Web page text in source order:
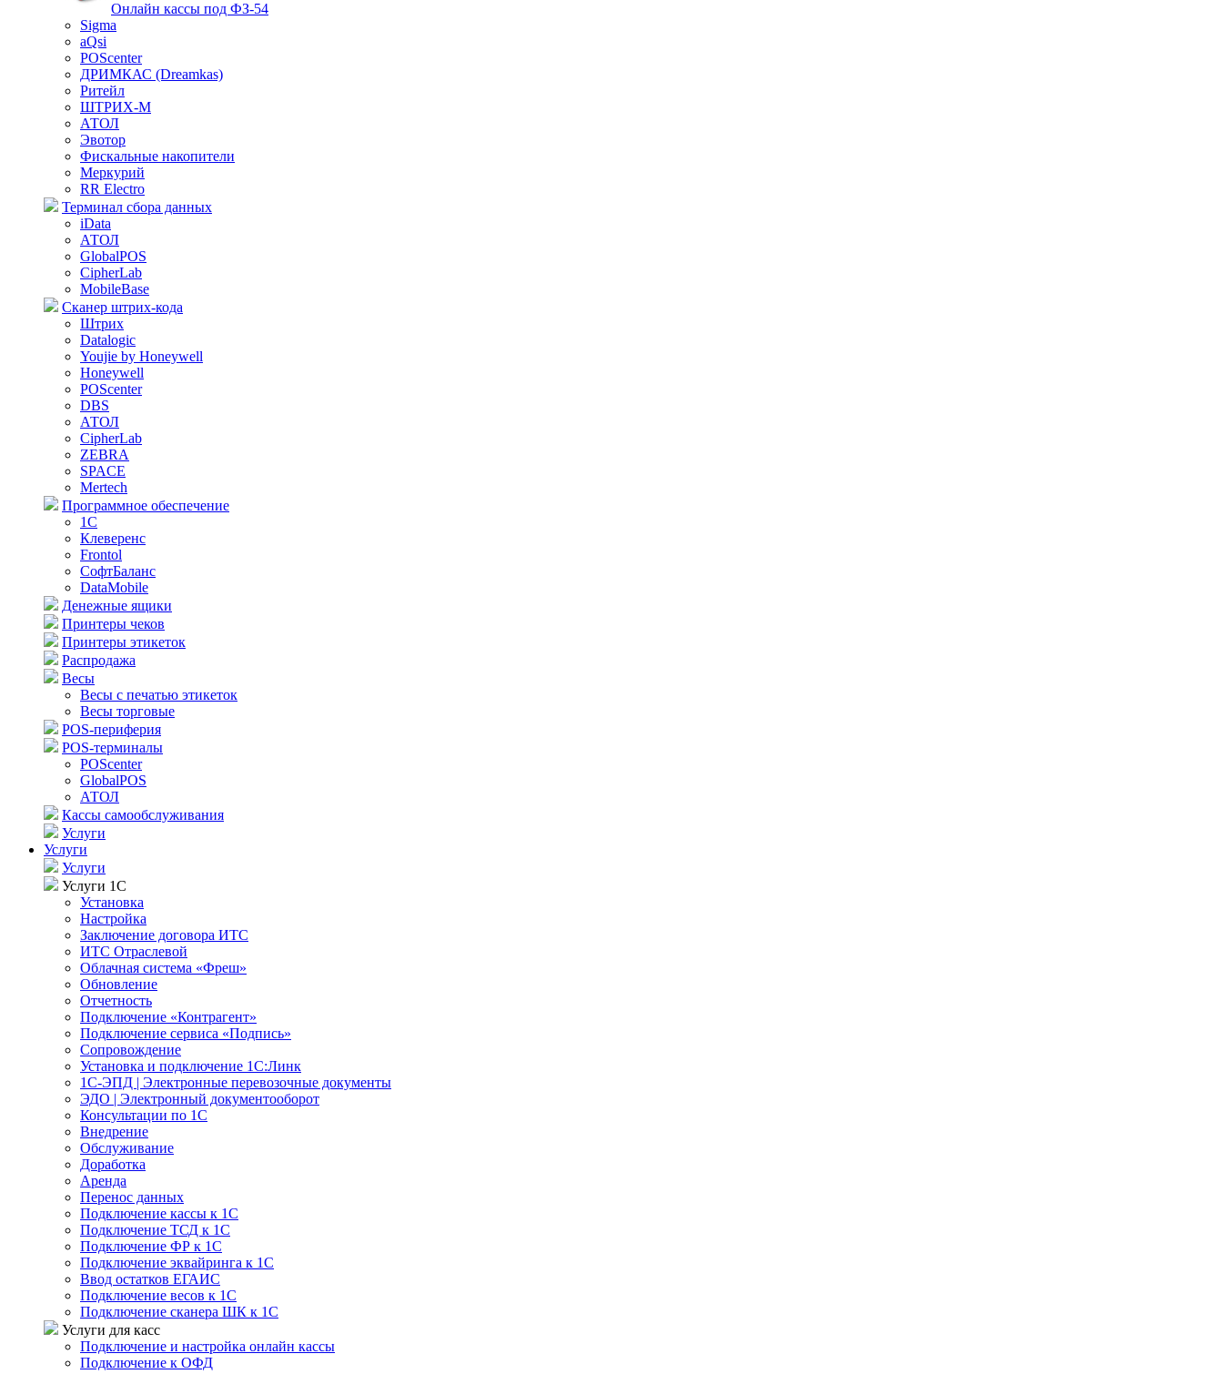
Онлайн кассы под ФЗ-54
Sigma
aQsi
POScenter
ДРИМКАС (Dreamkas)
Ритейл
ШТРИХ-М
АТОЛ
Эвотор
Фискальные накопители
Меркурий
RR Electro
Терминал сбора данных
iData
АТОЛ
GlobalPOS
CipherLab
MobileBase
Сканер штрих-кода
Штрих
Datalogic
Youjie by Honeywell
Honeywell
POScenter
DBS
АТОЛ
CipherLab
ZEBRA
SPACE
Mertech
Программное обеспечение
1С
Клеверенс
Frontol
СофтБаланс
DataMobile
Денежные ящики
Принтеры чеков
Принтеры этикеток
Распродажа
Весы
Весы с печатью этикеток
Весы торговые
POS-периферия
POS-терминалы
POScenter
GlobalPOS
АТОЛ
Кассы самообслуживания
Услуги
Услуги
Услуги
Услуги 1С
Установка
Настройка
Заключение договора ИТС
ИТС Отраслевой
Облачная система «Фреш»
Обновление
Отчетность
Подключение «Контрагент»
Подключение сервиса «Подпись»
Сопровождение
Установка и подключение 1С:Линк
1С-ЭПД | Электронные перевозочные документы
ЭДО | Электронный документооборот
Консультации по 1С
Внедрение
Обслуживание
Доработка
Аренда
Перенос данных
Подключение кассы к 1С
Подключение ТСД к 1С
Подключение ФР к 1С
Подключение эквайринга к 1С
Ввод остатков ЕГАИС
Подключение весов к 1С
Подключение сканера ШК к 1С
Услуги для касс
Подключение и настройка онлайн кассы
Подключение к ОФД